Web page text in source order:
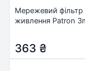
Мережевий фільтр
живлення Patron
White (EXT-PN-
USB-W)
363 ₴